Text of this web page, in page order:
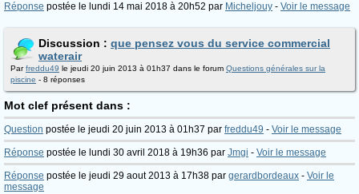
Réponse postée le lundi 14 mai 2018 à 20h52 par Micheljouy - Voir le message
Discussion : que pensez vous du service commercial
waterair
Parfreddu49 le jeudi 20 juin 2013 à 01h37 dans le forum Questions générales sur la
piscine - 8 réponses
Mot clef présent dans :
Question postée le jeudi 20 juin 2013 à 01h37 par freddu49 - Voir le message
Réponse postée le lundi 30 avril 2018 à 19h36 par Jmgi - Voir le message
Réponse postée le jeudi 29 aout 2013 à 17h38 par gerardbordeaux - Voir le
message